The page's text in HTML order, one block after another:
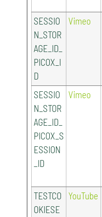
SESSIO
N_STOR
AGE_ID_
PICOX_I
D
Vimeo
SESSIO
N_STOR
AGE_ID_
PICOX_S
ESSION
_ID
Vimeo
TESTCO
OKIESE
YouTube